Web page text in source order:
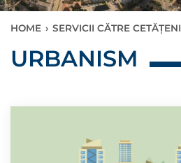
HOME › SERVICII CĂTRE CETĂȚENI
URBANISM